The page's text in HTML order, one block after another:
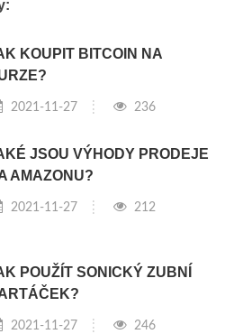
KOUPIT BITCOIN NA
2021-11-27 236
JSOU VÝHODY PRODEJE
AMAZONU?
2021-11-27 212
POUŽÍT SONICKÝ ZUBNÍ
2021-11-27 246